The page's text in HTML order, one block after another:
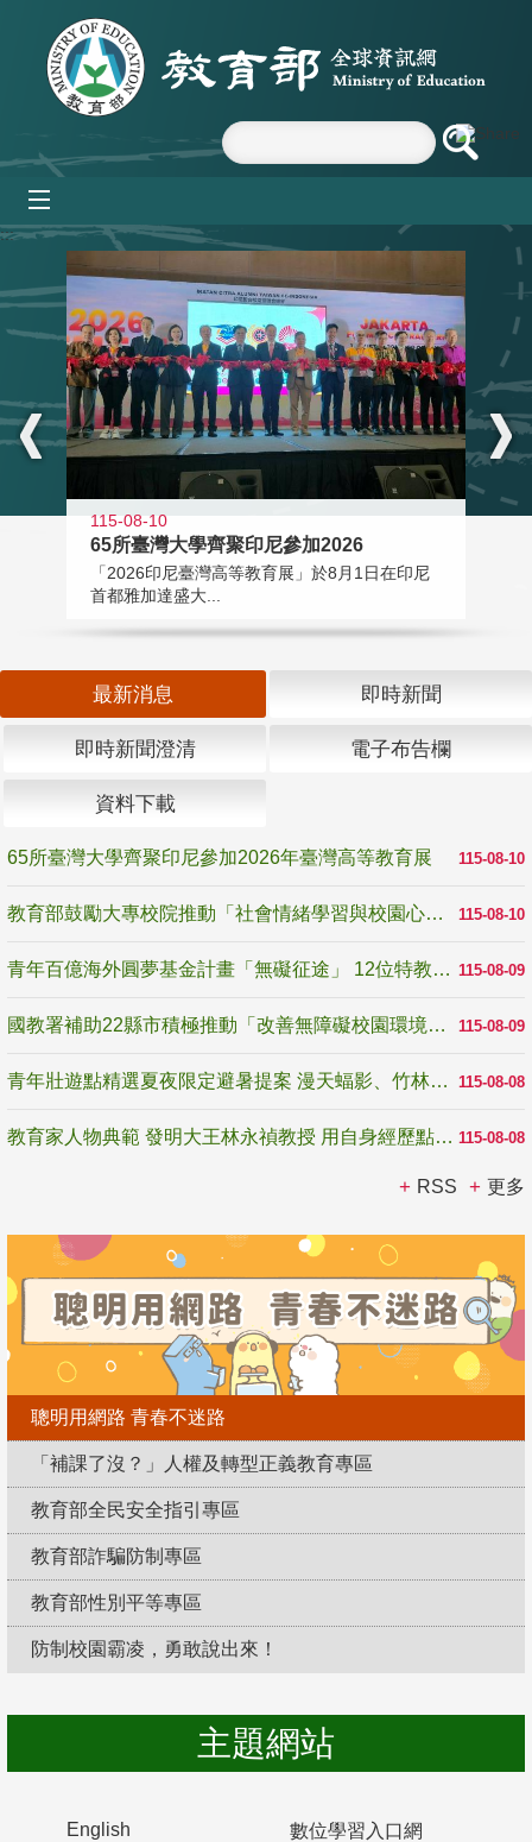
跳到主要內容區塊
:::
115-08-10
65所臺灣大學齊聚印尼參加2026
「2026印尼臺灣高等教育展」於8月1日在印尼
首都雅加達盛大...
最新消息 即時新聞
即時新聞澄清 電子布告欄
資料下載
115-08-10
65所臺灣大學齊聚印尼參加2026年臺灣高等教育展
115-08-10
教育部鼓勵大專校院推動「社會情緒學習與校園心理健康促進計畫」 培育校園「心」韌性
115-08-09
青年百億海外圓夢基金計畫「無礙征途」 12位特教與弱勢青年勇闖西班牙 跨越感官限制見證生命蛻變
115-08-09
國教署補助22縣市積極推動「改善無障礙校園環境計畫」 打造友善、安全、無礙學習空間
115-08-08
青年壯遊點精選夏夜限定避暑提案 漫天蝠影、竹林尋蛙、茶香夜觀 邀青年暮色出發
115-08-08
教育家人物典範 發明大王林永禎教授 用自身經歷點亮學生的路
RSS 更多
聰明用網路 青春不迷路
「補課了沒？」人權及轉型正義教育專區
教育部全民安全指引專區
教育部詐騙防制專區
教育部性別平等專區
防制校園霸凌，勇敢說出來！
主題網站
English 數位學習入口網